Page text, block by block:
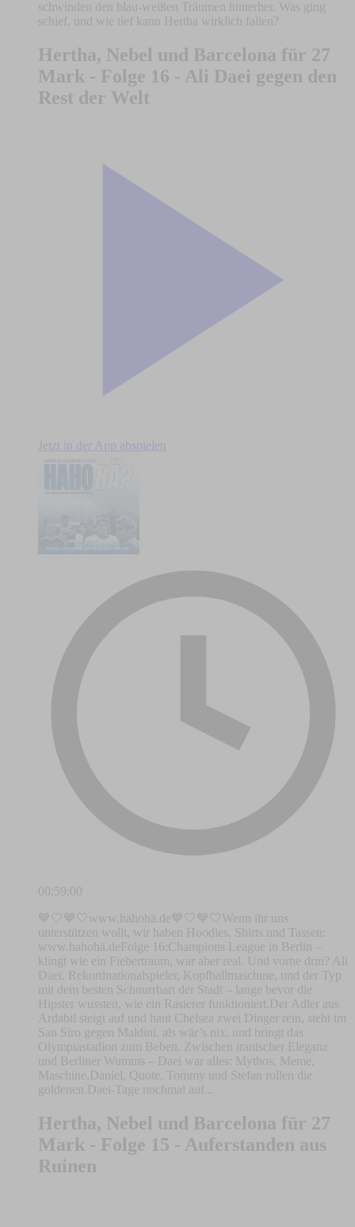
schwinden den blau-weißen Träumen hinterher. Was ging
schief, und wie tief kann Hertha wirklich fallen?
Hertha, Nebel und Barcelona für 27
Mark - Folge 16 - Ali Daei gegen den
Rest der Welt
Jetzt in der App abspielen
00:59:00
💙🤍💙🤍⁠www.hahohä.de⁠💙🤍💙🤍Wenn ihr uns
unterstützen wollt, wir haben Hoodies, Shirts und Tassen:
⁠www.hahohä.de⁠Folge 16:Champions League in Berlin –
klingt wie ein Fiebertraum, war aber real. Und vorne drin? Ali
Daei. Rekordnationalspieler, Kopfballmaschine, und der Typ
mit dem besten Schnurrbart der Stadt – lange bevor die
Hipster wussten, wie ein Rasierer funktioniert.Der Adler aus
Ardabil steigt auf und haut Chelsea zwei Dinger rein, steht im
San Siro gegen Maldini, als wär’s nix, und bringt das
Olympiastadion zum Beben. Zwischen iranischer Eleganz
und Berliner Wumms – Daei war alles: Mythos, Meme,
Maschine.Daniel, Quote, Tommy und Stefan rollen die
goldenen Daei-Tage nochmal auf...
Hertha, Nebel und Barcelona für 27
Mark - Folge 15 - Auferstanden aus
Ruinen